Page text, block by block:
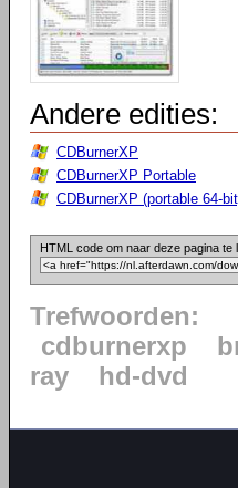
Andere edities:
CDBurnerXP
CDBurnerXP Portable
CDBurnerXP (portable 64-
HTML code om naar deze pagina te
Trefwoorden:
cdburnerxp
ray
hd-dvd